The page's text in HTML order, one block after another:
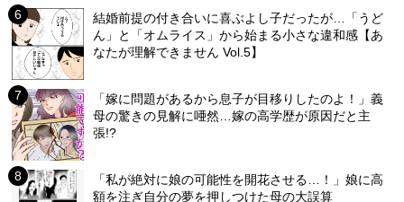
結婚前提の付き合いに喜ぶよし子だったが…「うど
ん」と「オムライス」から始まる小さな違和感【あ
なたが理解できません Vol.5】
「嫁に問題があるから息子が目移りしたのよ！」義
母の驚きの見解に唖然…嫁の高学歴が原因だと主
張!?
「私が絶対に娘の可能性を開花させる…！」娘に高
額を注ぎ自分の夢を押しつけた母の大誤算